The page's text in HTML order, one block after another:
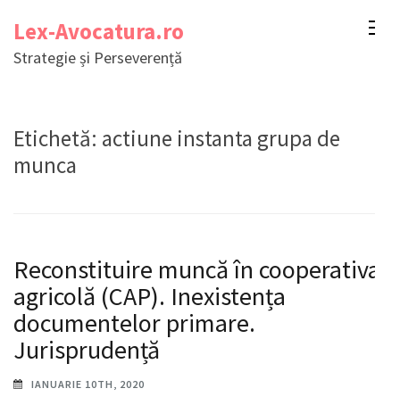
conținut
Lex-Avocatura.ro
Strategie și Perseverență
Etichetă: actiune instanta grupa de
munca
Reconstituire muncă în cooperativa
agricolă (CAP). Inexistența
documentelor primare.
Jurisprudență
IANUARIE 10TH, 2020